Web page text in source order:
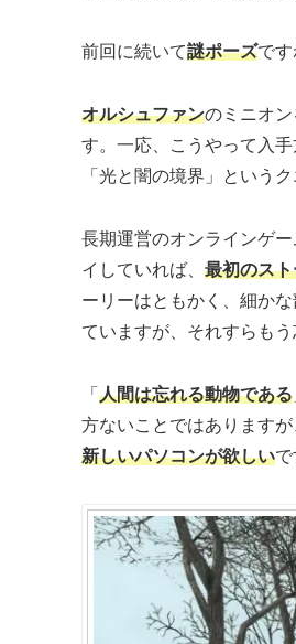
前回に続いて謎ポーズです
オルシュファンのミニオ
す。一応、こうやって入
「光と闇の境界」という
長期運営のオンラインゲ
イしていれば、 最初のス
ーリーはともかく、細かな
ていますが、それすらもう
「 人間は忘れる動物である
方ないことではあります
新しいパソコンが欲しい